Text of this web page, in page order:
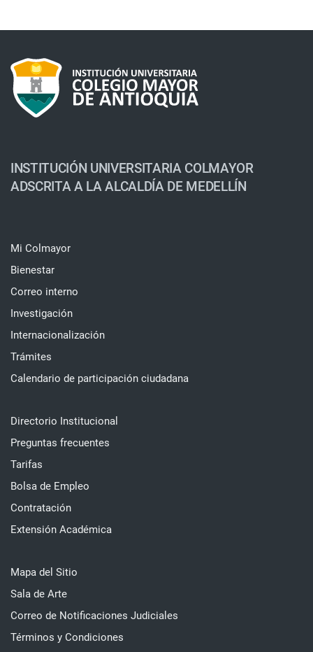
INSTITUCIÓN UNIVERSITARIA COLMAYOR
ADSCRITA A LA ALCALDÍA DE MEDELLÍN
Mi Colmayor
Bienestar
Correo interno
Investigación
Internacionalización
Trámites
Calendario de participación ciudadana
Directorio Institucional
Preguntas frecuentes
Tarifas
Bolsa de Empleo
Contratación
Extensión Académica
Mapa del Sitio
Sala de Arte
Correo de Notificaciones Judiciales
Términos y Condiciones